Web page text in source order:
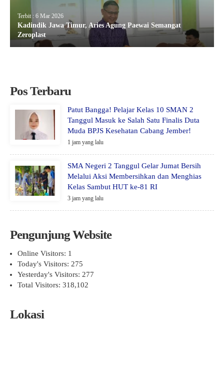
Terbit : 6 Mar 2026
Kadindik Jawa Timur, Aries Agung Paewai Semangat
Zeroplast
Pos Terbaru
Patut Bangga! Pelajar Kelas 10 SMAN 2
Tanggul Masuk ke Salah Satu Finalis Duta
Muda BPJS Kesehatan Cabang Jember!
1 jam yang lalu
SMA Negeri 2 Tanggul Gelar Jumat Bersih
Melalui Aksi Membersihkan dan Menghias
Kelas Sambut HUT ke-81 RI
3 jam yang lalu
Pengunjung Website
Online Visitors: 1
Today's Visitors: 275
Yesterday's Visitors: 277
Total Visitors: 318,102
Lokasi